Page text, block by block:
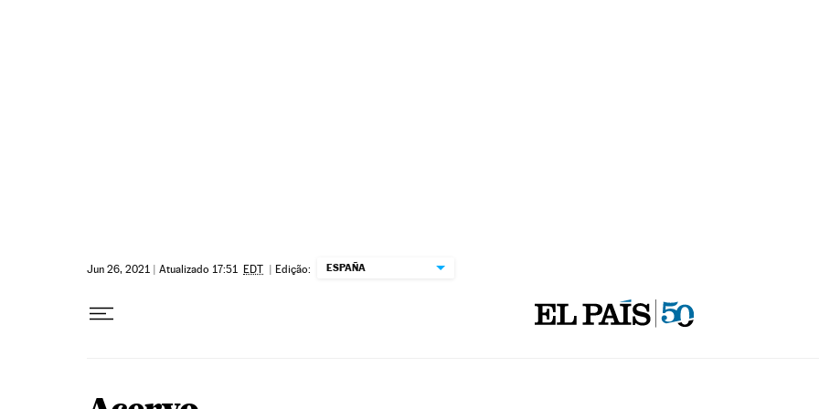
Jun 26, 2021 | Atualizado 17:51 EDT | Edição: ESPAÑA